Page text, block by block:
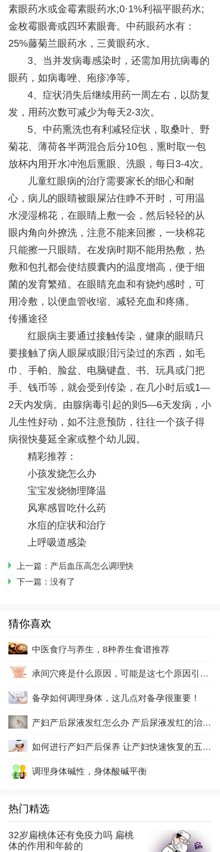
素眼药水或金霉素眼药水;0·1%利福平眼药水;
金枚霉眼膏或四环素眼膏。中药眼药水有：
25%藤菊兰眼药水，三黄眼药水。
3、当并发病毒感染时，还需加用抗病毒的
眼药，如病毒唑、疱疹净等。
4、症状消失后继续用药一周左右，以防复
发，用药次数可减少为每天2-3次。
5、中药熏洗也有利减轻症状，取桑叶、野
菊花、薄荷各半两混合后分10包，熏时取一包
放杯内用开水冲泡后熏眼、洗眼，每日3-4次。
儿童红眼病的治疗需要家长的细心和耐
心，病儿的眼睛被眼屎沾住睁不开时，可用温
水浸湿棉花，在眼睛上敷一会，然后轻轻的从
眼内角向外撩洗，注意不能来回擦，一块棉花
只能擦一只眼睛。在发病时期不能用热敷，热
敷和包扎都会使结膜囊内的温度增高，便于细
菌的发育繁殖。在眼睛充血和有烧灼感时，可
用冷敷，以便血管收缩、减轻充血和疼痛。
传播途径
红眼病主要通过接触传染，健康的眼睛只
要接触了病人眼屎或眼泪污染过的东西，如毛
巾、手帕、脸盆、电脑键盘、书、玩具或门把
手、钱币等，就会受到传染，在几小时后或1—
2天内发病。由腺病毒引起的则5—6天发病，小
儿生性好动，如不注意预防，往往一个孩子得
病很快蔓延全家或整个幼儿园。
精彩推荐：
小孩发烧怎么办
宝宝发烧物理降温
风寒感冒吃什么药
水痘的症状和治疗
上呼吸道感染
上一篇： 产后血压高怎么调理快
下一篇：没有了
猜你喜欢
中医食疗与养生，8种养生食谱推荐
承间穴疼是什么原因，可能是这七个原因引起的
备孕如何调理身体，这几点对备孕很重要！
产妇产后尿液发红怎么办 产后尿液发红的治疗方
如何进行产妇产后保养 让产妇快速恢复的五方面
调理身体碱性，身体酸碱平衡
热门精选
32岁扁桃体还有免疫力吗 扁桃
体的作用和年龄的